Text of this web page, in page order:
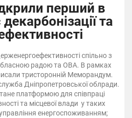
перший в
та
спільно з
радою та ОВА. В рамках
тристоронній Меморандум.
Дніпропетровської облради.
платформою для співпраці
та місцевої влади у таких
енергоспоживанням;